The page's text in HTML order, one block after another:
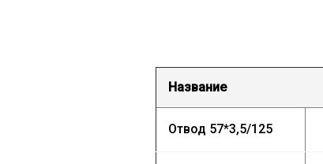
Название
Отвод 57*3,5/125